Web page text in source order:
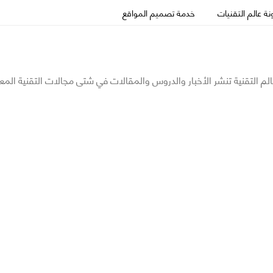
عالم التقنيات خدمة تصميم المواقع
التقنية تنشر الأخبار والدروس والمقالات في شتى مجالات التقنية